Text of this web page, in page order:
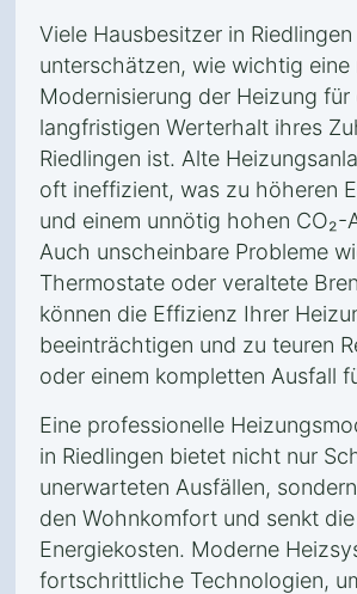
Viele Hausbesitzer in Riedlingen
unterschätzen, wie wichtig eine
Modernisierung der Heizung für
langfristigen Werterhalt ihres
Riedlingen ist. Alte
oft ineffizient, was zu höheren
und einem unnötig hohen CO₂-
Auch unscheinbare Probleme
Thermostate oder veraltete
können die Effizienz Ihrer
beeinträchtigen und zu teuren
oder einem kompletten Ausfall
Eine professionelle
in Riedlingen bietet nicht nur
unerwarteten Ausfällen,
den Wohnkomfort und senkt die
Energiekosten. Moderne
fortschrittliche Technologien,